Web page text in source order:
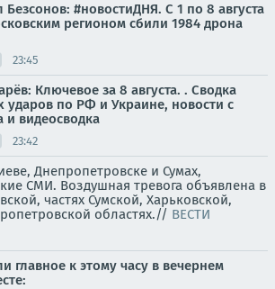
Безсонов: #новостиДНЯ. С 1 по 8 августа
регионом сбили 1984 дрона
23:45
Ключевое за 8 августа. . Сводка
ударов по РФ и Украине, новости с
и видеосводка
23:42
Днепропетровске и Сумах,
СМИ. Воздушная тревога объявлена в
частях Сумской, Харьковской,
областях.// ВЕСТИ
главное к этому часу в вечернем